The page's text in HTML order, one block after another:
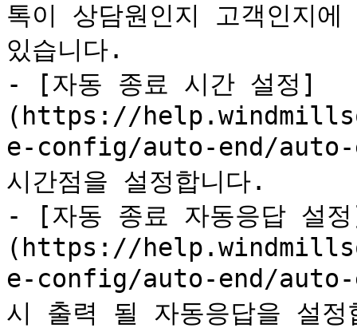
톡이 상담원인지 고객인지
있습니다.
- [자동 종료 시간 설정]
(https://
e-config/auto-end/auto-
시간점을 설정합니다.
- [자동 종료 자동응답 설
(https://
e-config/auto-end/auto-
시 출력 될 자동응답을 설정